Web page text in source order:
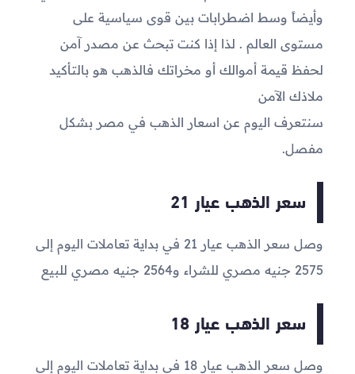
وأيضاً وسط اضطرابات بين قوى سياسية على
مستوى العالم . لذا إذا كنت تبحث عن مصدر آمن
لحفظ قيمة أموالك أو مخراتك فالذهب هو بالتأكيد
ملاذك الآمن
سنتعرف اليوم عن اسعار الذهب في مصر بشكل
مفصل.
سعر الذهب عيار 21
وصل سعر الذهب عيار 21 في بداية تعاملات اليوم إلى
2575 جنيه مصري للشراء و2564 جنيه مصري للبيع
سعر الذهب عيار 18
وصل سعر الذهب عيار 18 في بداية تعاملات اليوم إلى